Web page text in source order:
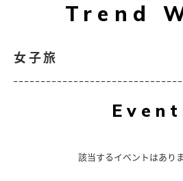
Trend
女子旅
該当するイベントはあり